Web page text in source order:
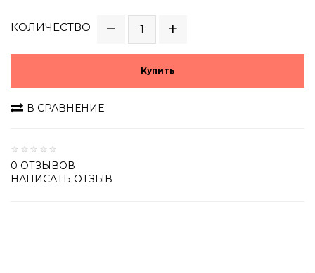
КОЛИЧЕСТВО
Купить
В СРАВНЕНИЕ
0 ОТЗЫВОВ
НАПИСАТЬ ОТЗЫВ